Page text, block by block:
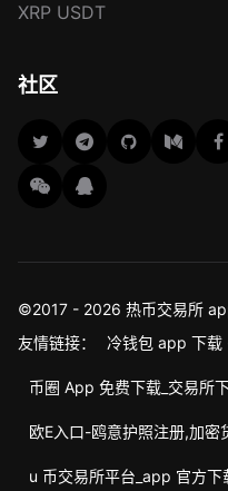
社区
XRP USDT
©2017 - 2026 热币交易所
友情链接：
冷钱包 app 下载
币圈 App 免费下载_交易所
欧E入口-鸥意护照注册,加
u 币交易所平台_app 官方下